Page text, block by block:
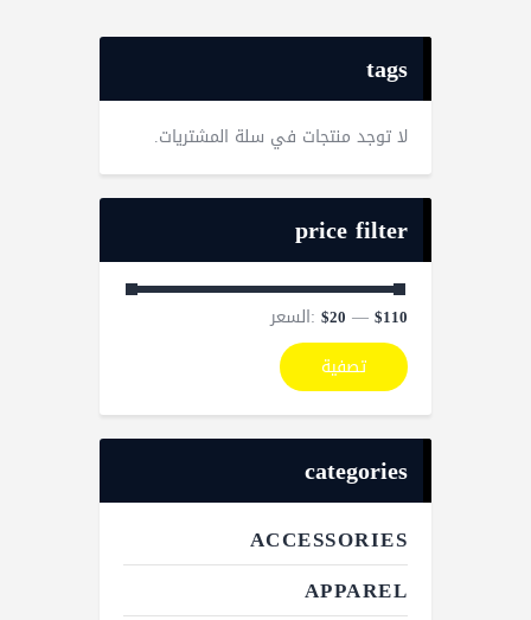
tags
لا توجد منتجات في سلة المشتريات.
price filter
تصفية
السعر: $20 — $110
categories
ACCESSORIES
APPAREL